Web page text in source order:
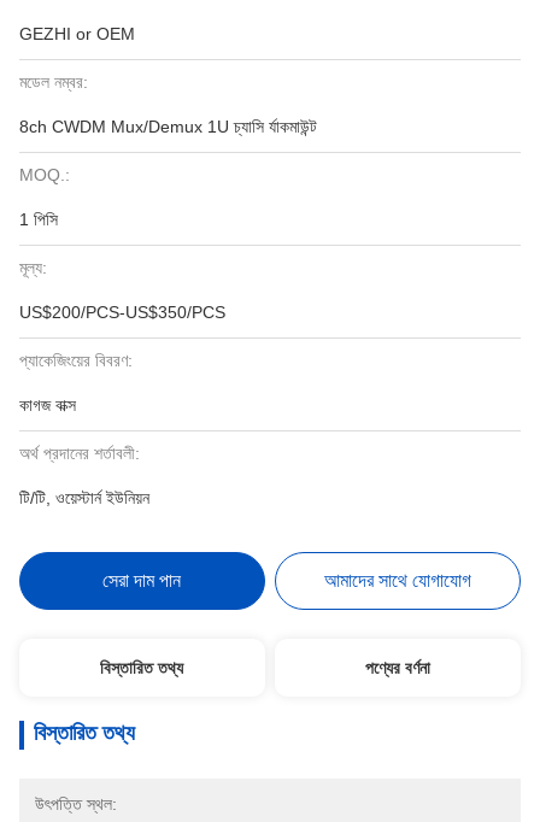
GEZHI or OEM
মডেল নম্বর:
8ch CWDM Mux/Demux 1U চ্যাসি র্যাকমাউন্ট
MOQ.:
1 পিসি
মূল্য:
US$200/PCS-US$350/PCS
প্যাকেজিংয়ের বিবরণ:
কাগজ বাক্স
অর্থ প্রদানের শর্তাবলী:
টি/টি, ওয়েস্টার্ন ইউনিয়ন
সেরা দাম পান আমাদের সাথে যোগাযোগ
বিস্তারিত তথ্য পণ্যের বর্ণনা
বিস্তারিত তথ্য
উৎপত্তি স্থল: